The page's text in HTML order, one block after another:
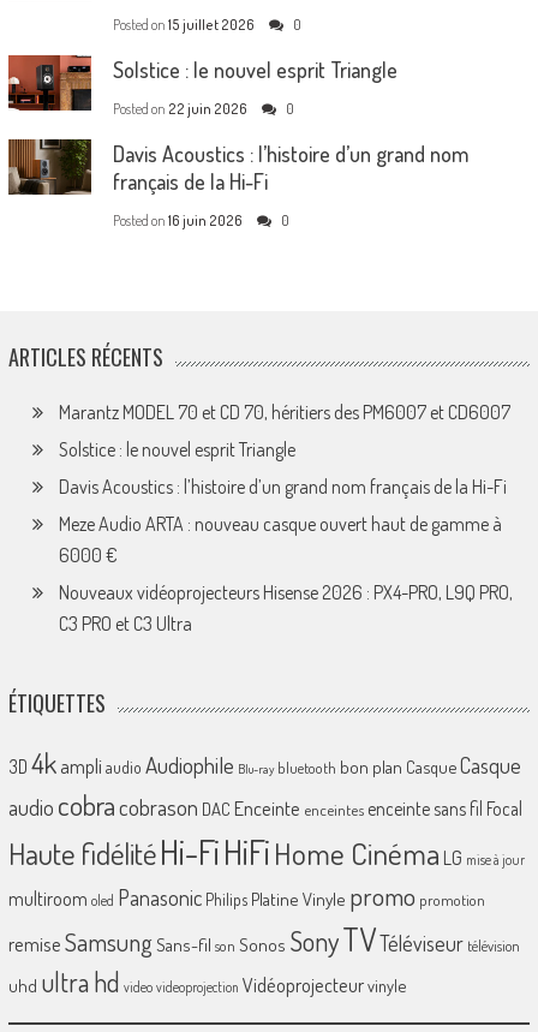
Posted on 15 juillet 2026 0
Solstice : le nouvel esprit Triangle
Posted on 22 juin 2026 0
Davis Acoustics : l’histoire d’un grand nom
français de la Hi-Fi
Posted on 16 juin 2026 0
ARTICLES RÉCENTS
Marantz MODEL 70 et CD 70, héritiers des PM6007 et CD6007
Solstice : le nouvel esprit Triangle
Davis Acoustics : l’histoire d’un grand nom français de la Hi-Fi
Meze Audio ARTA : nouveau casque ouvert haut de gamme à
6000 €
Nouveaux vidéoprojecteurs Hisense 2026 : PX4-PRO, L9Q PRO,
C3 PRO et C3 Ultra
ÉTIQUETTES
3D 4k ampliaudio Audiophile Blu-ray bluetooth bon plan CasqueCasque
audio cobracobrason DAC Enceinte enceintes enceinte sans fil Focal
Haute fidélitéHi-FiHiFiHome Cinéma LG mise à jour
multiroom oled Panasonic Philips Platine Vinyle promo promotion
remiseSamsungSans-fil son Sonos SonyTVTéléviseur télévision
uhd ultra hd video videoprojection Vidéoprojecteurvinyle